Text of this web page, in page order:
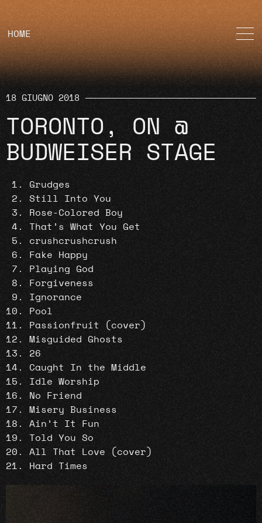
HOME
18 GIUGNO 2018
TORONTO, ON @
BUDWEISER STAGE
Grudges
Still Into You
Rose-Colored Boy
That’s What You Get
crushcrushcrush
Fake Happy
Playing God
Forgiveness
Ignorance
Pool
Passionfruit (cover)
Misguided Ghosts
26
Caught In the Middle
Idle Worship
No Friend
Misery Business
Ain’t It Fun
Told You So
All That Love (cover)
Hard Times